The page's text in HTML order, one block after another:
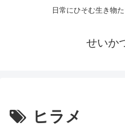
日常にひそむ生き物
せいか
ヒラメ